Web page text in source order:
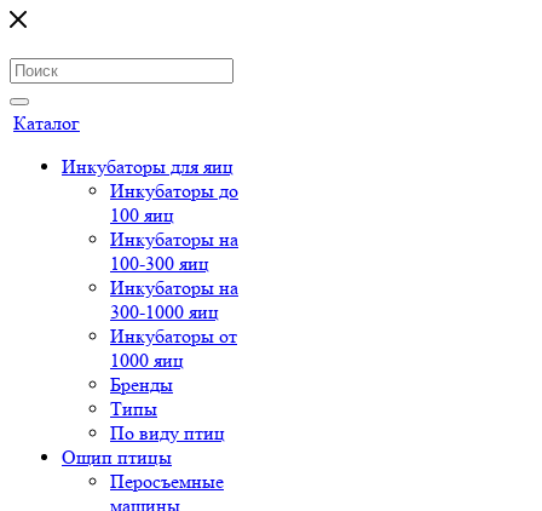
Каталог
Инкубаторы для яиц
Инкубаторы до
100 яиц
Инкубаторы на
100-300 яиц
Инкубаторы на
300-1000 яиц
Инкубаторы от
1000 яиц
Бренды
Типы
По виду птиц
Ощип птицы
Перосъемные
машины